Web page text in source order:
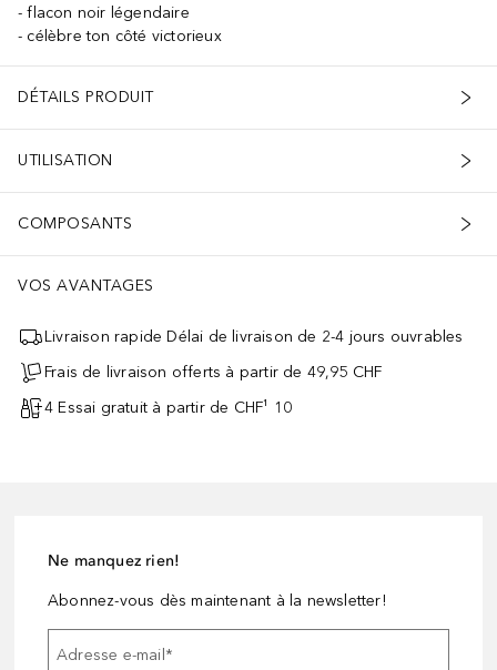
flacon noir légendaire
célèbre ton côté victorieux
DÉTAILS PRODUIT
UTILISATION
COMPOSANTS
VOS AVANTAGES
Livraison rapide Délai de livraison de 2-4 jours ouvrables
Frais de livraison offerts à partir de 49,95 CHF
4 Essai gratuit à partir de CHF¹ 10
Ne manquez rien!
Abonnez-vous dès maintenant à la newsletter!
Adresse e-mail*